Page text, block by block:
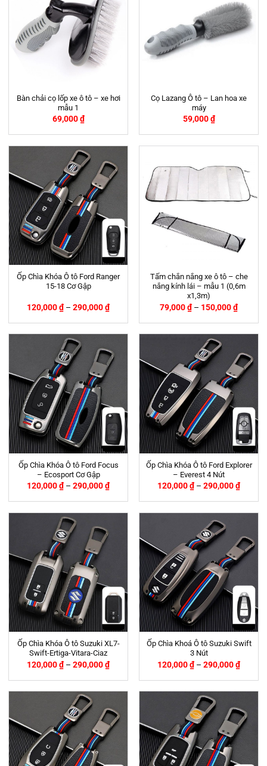
Bàn chải cọ lốp xe ô tô – xe hơi
mẫu 1
69,000₫
Cọ Lazang Ô tô – Lan hoa xe
máy
59,000₫
Ốp Chìa Khóa Ô tô Ford Ranger
15-18 Cơ Gập
120,000₫ – 290,000₫
Tấm chắn nắng xe ô tô – che
nắng kính lái – mẫu 1 (0,6m
x1,3m)
79,000₫ – 150,000₫
Ốp Chìa Khóa Ô tô Ford Focus
– Ecosport Cơ Gập
120,000₫ – 290,000₫
Ốp Chìa Khóa Ô tô Ford Explorer
– Everest 4 Nút
120,000₫ – 290,000₫
Ốp Chìa Khóa Ô tô Suzuki XL7-
Swift-Ertiga-Vitara-Ciaz
120,000₫ – 290,000₫
Ốp Chìa Khoá Ô tô Suzuki Swift
3 Nút
120,000₫ – 290,000₫